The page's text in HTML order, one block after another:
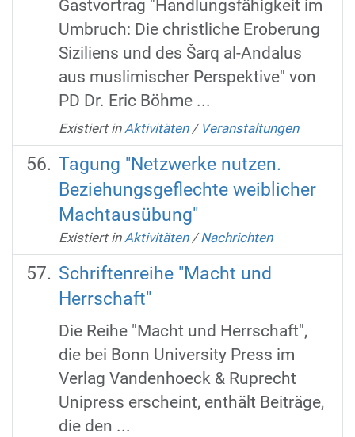
Gastvortrag "Handlungsfähigkeit im
Umbruch: Die christliche Eroberung
Siziliens und des Šarq al-Andalus
aus muslimischer Perspektive" von
PD Dr. Eric Böhme ...
Existiert in Aktivitäten / Veranstaltungen
Tagung "Netzwerke nutzen.
Beziehungsgeflechte weiblicher
Machtausübung"
Existiert in Aktivitäten /Nachrichten
Schriftenreihe "Macht und
Herrschaft"
Die Reihe "Macht und Herrschaft",
die bei Bonn University Press im
Verlag Vandenhoeck & Ruprecht
Unipress erscheint, enthält Beiträge,
die den ...